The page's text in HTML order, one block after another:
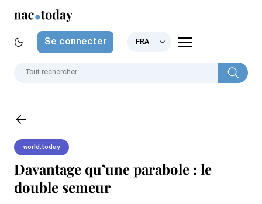
Se connecter FRA
world.today
Davantage qu’une parabole : le
double semeur